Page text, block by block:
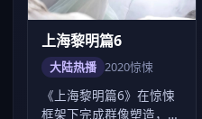
上海黎明篇6
大陆热播 2020惊悚
《上海黎明篇6》在惊悚
框架下完成群像塑造，杨